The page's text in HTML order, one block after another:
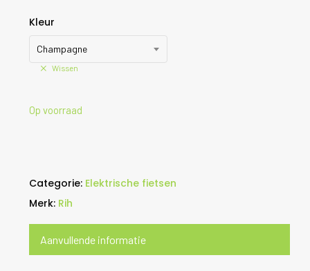
Kleur
Champagne
Wissen
Op voorraad
Categorie: Elektrische fietsen
Merk: Rih
Aanvullende informatie